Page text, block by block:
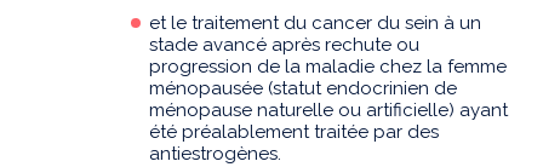
et le traitement du cancer du sein à un
stade avancé après rechute ou
progression de la maladie chez la femme
ménopausée (statut endocrinien de
ménopause naturelle ou artificielle) ayant
été préalablement traitée par des
antiestrogènes.